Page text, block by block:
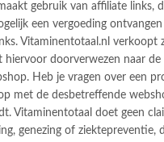
gebruik van affiliate links,
een vergoeding
Vitaminentotaal.nl verkoopt
hiervoor doorverwezen naar de
Heb je vragen over een
met de desbetreffende
Vitaminentotaal doet geen
genezing of ziektepreventie,